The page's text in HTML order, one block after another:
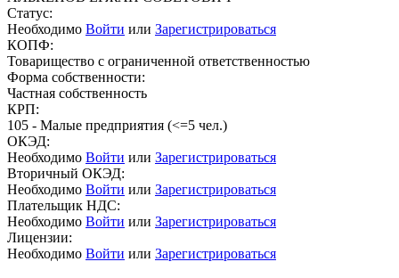
Статус:
Необходимо Войти или Зарегистрироваться
КОПФ:
Товарищество с ограниченной ответственностью
Форма собственности:
Частная собственность
КРП:
105 - Малые предприятия (<=5 чел.)
ОКЭД:
Необходимо Войти или Зарегистрироваться
Вторичный ОКЭД:
Необходимо Войти или Зарегистрироваться
Плательщик НДС:
Необходимо Войти или Зарегистрироваться
Лицензии:
Необходимо Войти или Зарегистрироваться